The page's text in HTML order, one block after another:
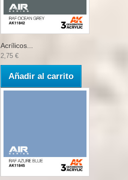
Acrílicos...
2,75 €
Añadir al carrito